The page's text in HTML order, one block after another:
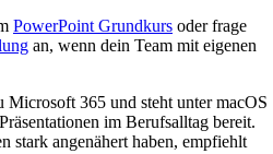
PowerPoint Grundkurs oder frage
an, wenn dein Team mit eigenen
365 und steht unter macOS
im Berufsalltag bereit.
stark angenähert haben, empfiehlt